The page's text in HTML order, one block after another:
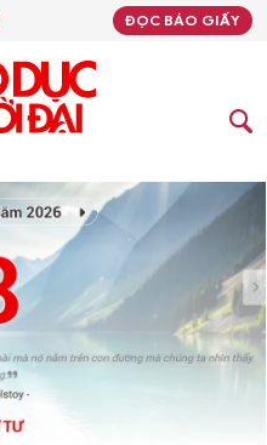
ĐỌC BÁO GIẤY